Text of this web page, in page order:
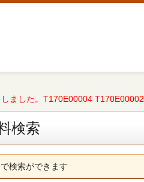
ました。T170E00004 T170E00002
検索
検索ができます